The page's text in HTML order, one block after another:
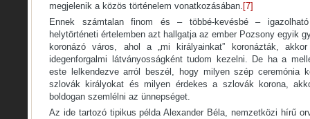
megjelenik a közös történelem vonatkozásában. [7]
Ennek számtalan finom és – többé-kevésbé –
helytörténeti értelemben azt hallgatja az ember Pozsony egyik
koronázó város, ahol a „mi királyainkat” koronázták,
idegenforgalmi látványosságként tudom kezelni. De ha a
este lelkendezve arról beszél, hogy milyen szép ceremónia
szlovák királyokat és milyen érdekes a szlovák korona,
boldogan szemlélni az ünnepséget.
Az ide tartozó tipikus példa Alexander Béla, nemzetközi hírű